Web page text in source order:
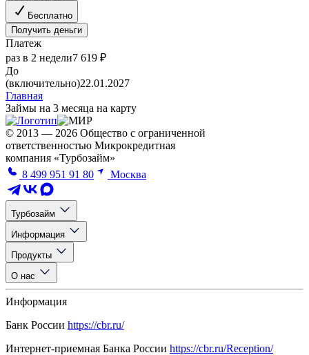
Бесплатно
Получить деньги
Платеж
раз в 2 недели7 619 ₽
До
(включительно)22.01.2027
Главная
Займы на 3 месяца на карту
© 2013 — 2026 Общество с ограниченной
ответственностью Микрокредитная
компания «Турбозайм»
8 499 951 91 80
Москва
Турбозайм
Информация
Продукты
О нас
Информация
Банк России https://cbr.ru/
Интернет-приемная Банка России https://cbr.ru/Reception/